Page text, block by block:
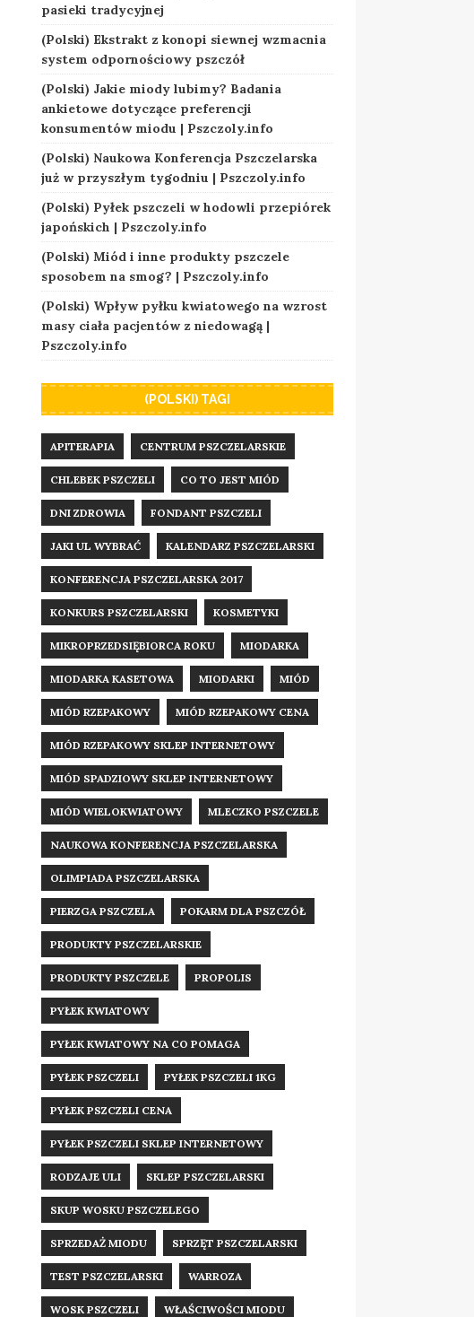
pasieki tradycyjnej
(Polski) Ekstrakt z konopi siewnej wzmacnia
system odpornościowy pszczół
(Polski) Jakie miody lubimy? Badania
ankietowe dotyczące preferencji
konsumentów miodu | Pszczoly.info
(Polski) Naukowa Konferencja Pszczelarska
już w przyszłym tygodniu | Pszczoly.info
(Polski) Pyłek pszczeli w hodowli przepiórek
japońskich | Pszczoly.info
(Polski) Miód i inne produkty pszczele
sposobem na smog? | Pszczoly.info
(Polski) Wpływ pyłku kwiatowego na wzrost
masy ciała pacjentów z niedowagą |
Pszczoly.info
(POLSKI) TAGI
APITERAPIA CENTRUM PSZCZELARSKIE
CHLEBEK PSZCZELI CO TO JEST MIÓD
DNI ZDROWIA FONDANT PSZCZELI
JAKI UL WYBRAĆ KALENDARZ PSZCZELARSKI
KONFERENCJA PSZCZELARSKA 2017
KONKURS PSZCZELARSKI KOSMETYKI
MIKROPRZEDSIĘBIORCA ROKU MIODARKA
MIODARKA KASETOWA MIODARKI MIÓD
MIÓD RZEPAKOWY MIÓD RZEPAKOWY CENA
MIÓD RZEPAKOWY SKLEP INTERNETOWY
MIÓD SPADZIOWY SKLEP INTERNETOWY
MIÓD WIELOKWIATOWY MLECZKO PSZCZELE
NAUKOWA KONFERENCJA PSZCZELARSKA
OLIMPIADA PSZCZELARSKA
PIERZGA PSZCZELA POKARM DLA PSZCZÓŁ
PRODUKTY PSZCZELARSKIE
PRODUKTY PSZCZELE PROPOLIS
PYŁEK KWIATOWY
PYŁEK KWIATOWY NA CO POMAGA
PYŁEK PSZCZELI PYŁEK PSZCZELI 1KG
PYŁEK PSZCZELI CENA
PYŁEK PSZCZELI SKLEP INTERNETOWY
RODZAJE ULI SKLEP PSZCZELARSKI
SKUP WOSKU PSZCZELEGO
SPRZEDAŻ MIODU SPRZĘT PSZCZELARSKI
TEST PSZCZELARSKI WARROZA
WOSK PSZCZELI WŁAŚCIWOŚCI MIODU